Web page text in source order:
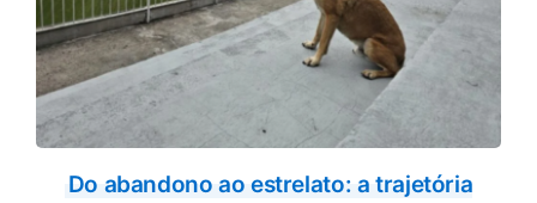
Do abandono ao estrelato: a trajetória